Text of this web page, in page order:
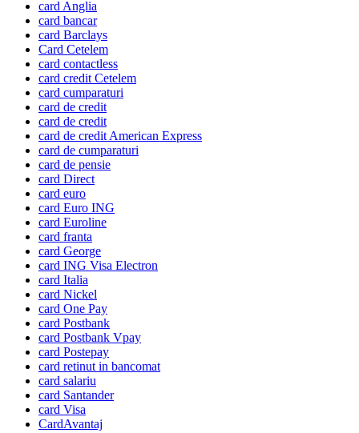
card Anglia
card bancar
card Barclays
Card Cetelem
card contactless
card credit Cetelem
card cumparaturi
card de credit
card de credit
card de credit American Express
card de cumparaturi
card de pensie
card Direct
card euro
card Euro ING
card Euroline
card franta
card George
card ING Visa Electron
card Italia
card Nickel
card One Pay
card Postbank
card Postbank Vpay
card Postepay
card retinut in bancomat
card salariu
card Santander
card Visa
CardAvantaj